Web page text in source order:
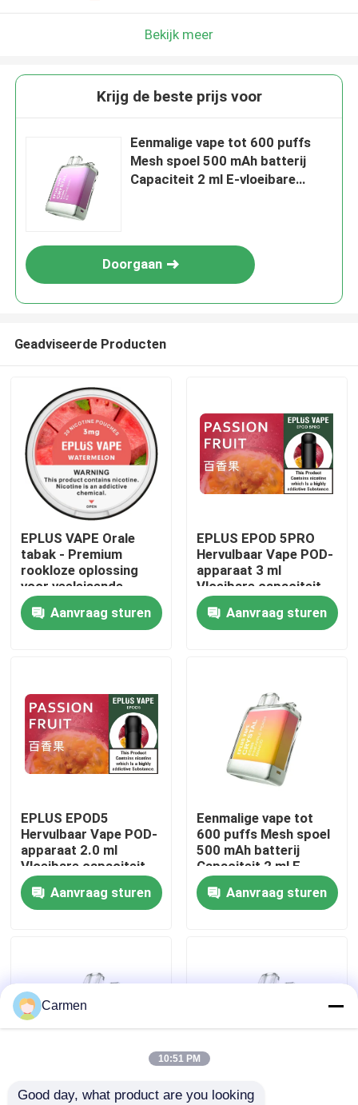
Producten
Videos
Fabrieksreis
Kwaliteitscontrole
Vraag een offerte aan
ELFBAR Vape
Bekijk meer
Krijg de beste prijs voor
Eenmalige vape tot 600 puffs
Mesh spoel 500 mAh batterij
Capaciteit 2 ml E-vloeibare
Doorgaan
Geadviseerde Producten
EPLUS VAPE Orale
tabak - Premium
rookloze oplossing
voor veeleisende
professionals
Aanvraag sturen
EPLUS EPOD 5PRO
Hervulbaar Vape POD-
apparaat 3 ml
Vloeibare capaciteit
20 mg/ml Nicotine
Aanvraag sturen
EPLUS EPOD5
Hervulbaar Vape POD-
apparaat 2.0 ml
Vloeibare capaciteit
20 mg/ml Nicotine 21
smaakopties
Aanvraag sturen
Eenmalige vape tot
600 puffs Mesh spoel
500 mAh batterij
Capaciteit 2 ml E-
vloeistof Ananas
Perzik Mango
Aanvraag sturen
Eenmalige vape tot Eenmalige vape tot
Carmen
10:51 PM
Good day, what product are you looking